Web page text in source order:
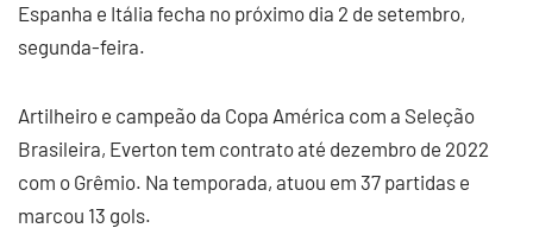
Espanha e Itália fecha no próximo dia 2 de setembro,
segunda-feira.
Artilheiro e campeão da Copa América com a Seleção
Brasileira, Everton tem contrato até dezembro de 2022
com o Grêmio. Na temporada, atuou em 37 partidas e
marcou 13 gols.